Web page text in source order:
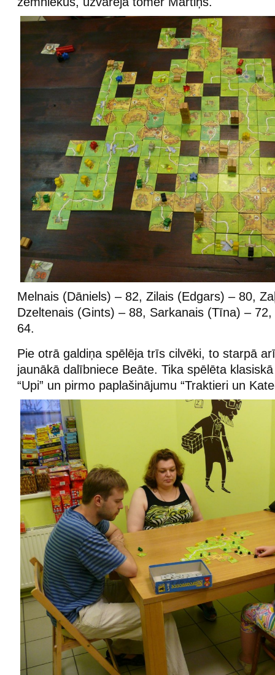
Melnais (Dāniels) – 82, Zilais (Edgars) – 80,
Dzeltenais (Gints) – 88, Sarkanais (Tīna) –
64.
Pie otrā galdiņa spēlēja trīs cilvēki, to starpā
jaunākā dalībniece Beāte. Tika spēlēta
“Upi” un pirmo paplašinājumu “Traktieri un